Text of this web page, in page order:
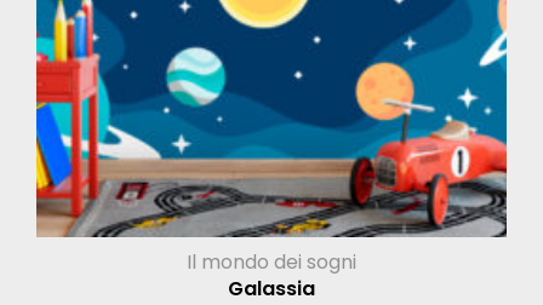
Il mondo dei sogni
Galassia